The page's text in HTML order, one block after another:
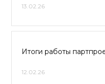
13.02.26
Итоги работы
12.02.26